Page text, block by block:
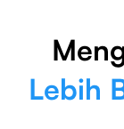
Lebih